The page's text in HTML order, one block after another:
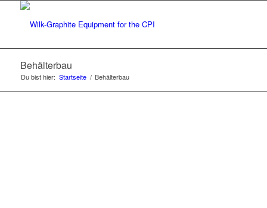
Behälterbau
Du bist hier: Startseite / Behälterbau